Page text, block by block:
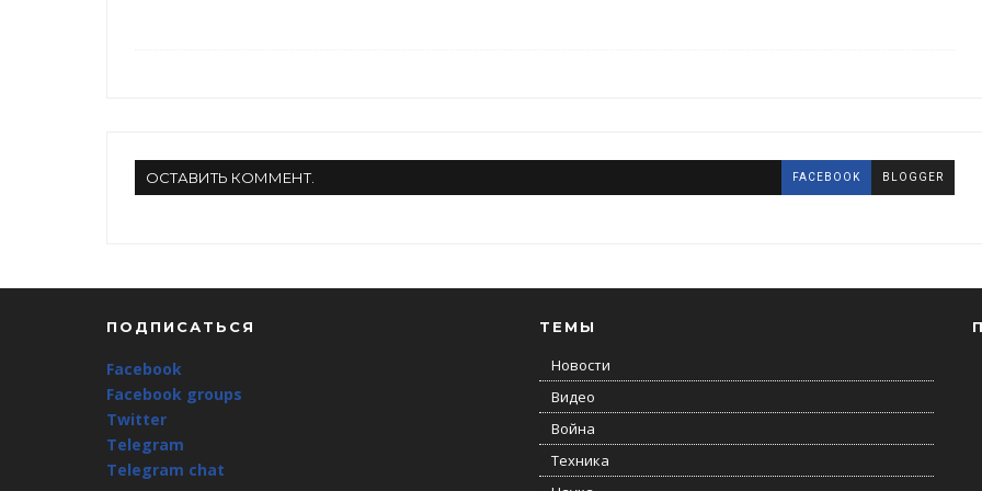
ОСТАВИТЬ КОММЕНТ. FACEBOOK BLOGGER
ПОДПИСАТЬСЯ
Facebook
Facebook groups
Twitter
Telegram
Telegram chat
ТЕМЫ
Новости
Видео
Война
Техника